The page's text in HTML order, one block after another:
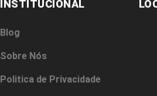
INSTITUCIONAL
Blog
Sobre Nós
Politica de Privacidade